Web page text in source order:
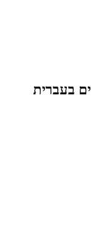
בעברית